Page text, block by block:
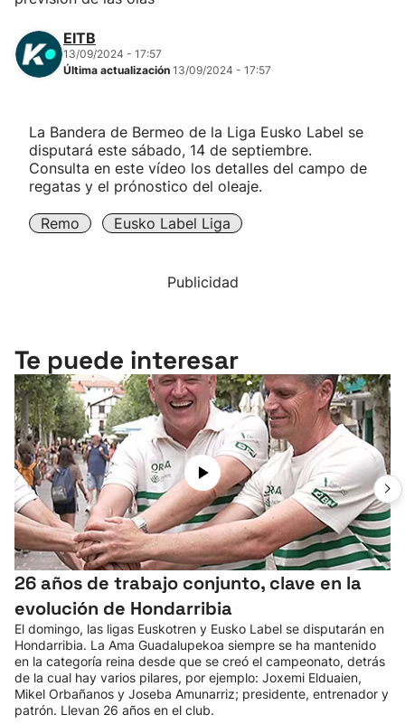
Kirolak 360
Atletismo
Más deportes
EITB
13/09/2024 - 17:57
Última actualización 13/09/2024 - 17:57
La Bandera de Bermeo de la Liga Eusko Label se
disputará este sábado, 14 de septiembre.
Consulta en este vídeo los detalles del campo de
regatas y el prónostico del oleaje.
Remo Eusko Label Liga
Publicidad
Te puede interesar
26 años de trabajo conjunto, clave en la
evolución de Hondarribia
El domingo, las ligas Euskotren y Eusko Label se disputarán en
Hondarribia. La Ama Guadalupekoa siempre se ha mantenido
en la categoría reina desde que se creó el campeonato, detrás
de la cual hay varios pilares, por ejemplo: Joxemi Elduaien,
Mikel Orbañanos y Joseba Amunarriz; presidente, entrenador y
patrón. Llevan 26 años en el club.